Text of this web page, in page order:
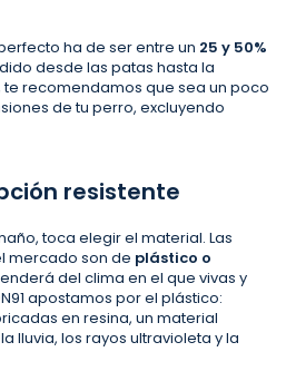
ha de ser entre un 25 y 50%
desde las patas hasta la
te recomendamos que sea un poco
de tu perro, excluyendo
resistente
toca elegir el material. Las
mercado son de plástico o
del clima en el que vivas y
apostamos por el plástico:
en resina, un material
lluvia, los rayos ultravioleta y la